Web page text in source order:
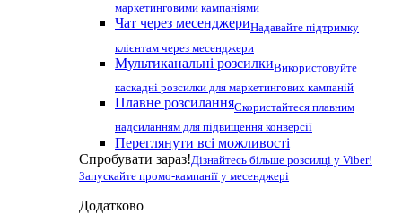
маркетинговими кампаніями
Чат через месенджериНадавайте підтримку
клієнтам через месенджери
Мультиканальні розсилкиВикористовуйте
каскадні розсилки для маркетингових кампаній
Плавне розсиланняСкористайтеся плавним
надсиланням для підвищення конверсії
Переглянути всі можливості
Спробувати зараз!Дізнайтесь більше розсилці у Viber!
Запускайте промо-кампанії у месенджері
Додатково